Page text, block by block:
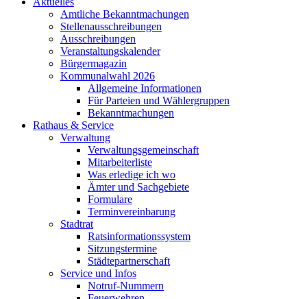
Amtliche Bekanntmachungen
Stellenausschreibungen
Ausschreibungen
Veranstaltungskalender
Bürgermagazin
Kommunalwahl 2026
Allgemeine Informationen
Für Parteien und Wählergruppen
Bekanntmachungen
Rathaus & Service
Verwaltung
Verwaltungsgemeinschaft
Mitarbeiterliste
Was erledige ich wo
Ämter und Sachgebiete
Formulare
Terminvereinbarung
Stadtrat
Ratsinformationssystem
Sitzungstermine
Städtepartnerschaft
Service und Infos
Notruf-Nummern